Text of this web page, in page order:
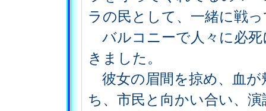
ラの民として、一緒に戦
バルコニーで人々に必死
きました。
彼女の眉間を掠め、血
ち、市民と向かい合い、